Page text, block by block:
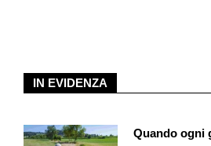
tale che possano essere scambiate
accurata della catena di
IN EVIDENZA
Quando ogni